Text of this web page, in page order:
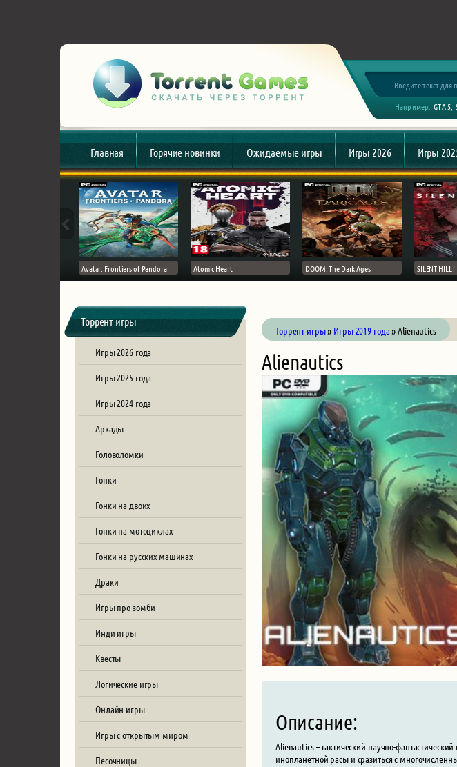
Например: GTA 5
Главная Горячие новинки Ожидаемые игры Игры 2026 Игры
Avatar: Frontiers of Pandora Atomic Heart DOOM: The Dark Ages SILENT HILL f
Торрент игры
Игры 2026 года
Игры 2025 года
Игры 2024 года
Аркады
Головоломки
Гонки
Гонки на двоих
Гонки на мотоциклах
Гонки на русских машинах
Драки
Игры про зомби
Инди игры
Квесты
Логические игры
Онлайн игры
Игры с открытым миром
Песочницы
Торрент игры» Игры 2019 года» Alienautics
Alienautics
Описание:
Alienautics – тактический научно-
инопланетной расы и сразиться с